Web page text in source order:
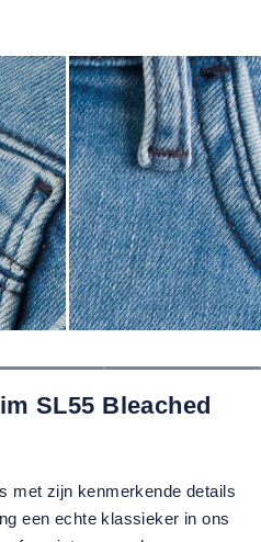
SL55 Bleached
met zijn kenmerkende details
een echte klassieker in ons